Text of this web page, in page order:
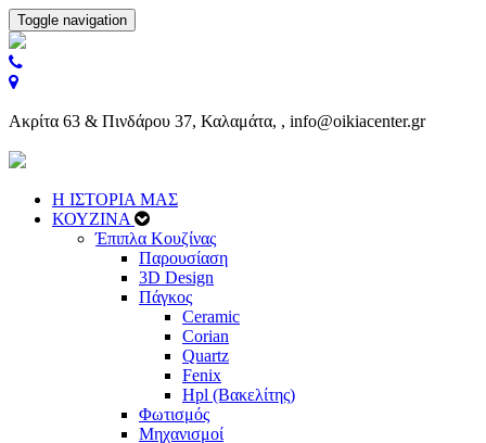
Toggle navigation
Ακρίτα 63 & Πινδάρου 37, Καλαμάτα, , info@oikiacenter.gr
Η ΙΣΤΟΡΙΑ ΜΑΣ
ΚΟΥΖΙΝΑ
Έπιπλα Κουζίνας
Παρουσίαση
3D Design
Πάγκος
Ceramic
Corian
Quartz
Fenix
Hpl (Βακελίτης)
Φωτισμός
Μηχανισμοί